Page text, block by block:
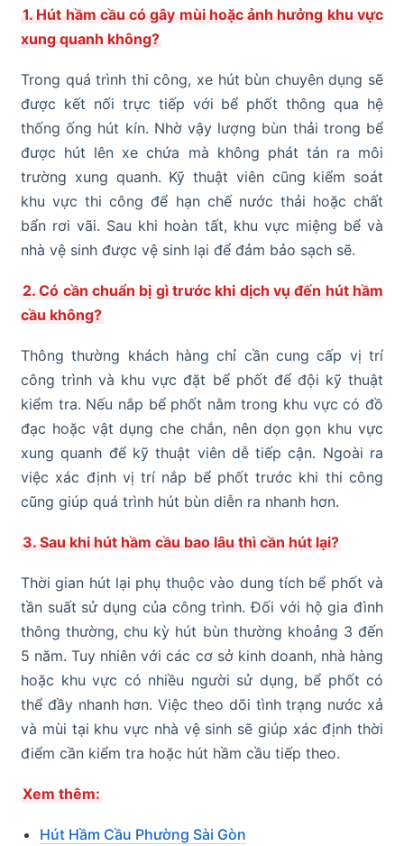
1. Hút hầm cầu có gây mùi hoặc ảnh hưởng khu vực
xung quanh không?
Trong quá trình thi công, xe hút bùn chuyên dụng sẽ
được kết nối trực tiếp với bể phốt thông qua hệ
thống ống hút kín. Nhờ vậy lượng bùn thải trong bể
được hút lên xe chứa mà không phát tán ra môi
trường xung quanh. Kỹ thuật viên cũng kiểm soát
khu vực thi công để hạn chế nước thải hoặc chất
bẩn rơi vãi. Sau khi hoàn tất, khu vực miệng bể và
nhà vệ sinh được vệ sinh lại để đảm bảo sạch sẽ.
2. Có cần chuẩn bị gì trước khi dịch vụ đến hút hầm
cầu không?
Thông thường khách hàng chỉ cần cung cấp vị trí
công trình và khu vực đặt bể phốt để đội kỹ thuật
kiểm tra. Nếu nắp bể phốt nằm trong khu vực có đồ
đạc hoặc vật dụng che chắn, nên dọn gọn khu vực
xung quanh để kỹ thuật viên dễ tiếp cận. Ngoài ra
việc xác định vị trí nắp bể phốt trước khi thi công
cũng giúp quá trình hút bùn diễn ra nhanh hơn.
3. Sau khi hút hầm cầu bao lâu thì cần hút lại?
Thời gian hút lại phụ thuộc vào dung tích bể phốt và
tần suất sử dụng của công trình. Đối với hộ gia đình
thông thường, chu kỳ hút bùn thường khoảng 3 đến
5 năm. Tuy nhiên với các cơ sở kinh doanh, nhà hàng
hoặc khu vực có nhiều người sử dụng, bể phốt có
thể đầy nhanh hơn. Việc theo dõi tình trạng nước xả
và mùi tại khu vực nhà vệ sinh sẽ giúp xác định thời
điểm cần kiểm tra hoặc hút hầm cầu tiếp theo.
Xem thêm:
Hút Hầm Cầu Phường Sài Gòn